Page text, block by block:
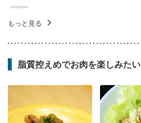
もっと見る
脂質控えめでお肉を楽しみたい